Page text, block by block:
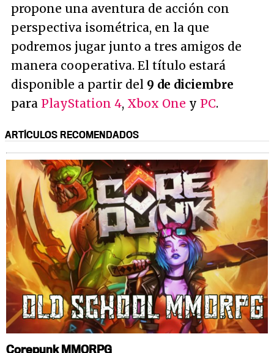
propone una aventura de acción con
perspectiva isométrica, en la que
podremos jugar junto a tres amigos de
manera cooperativa. El título estará
disponible a partir del 9 de diciembre
para PlayStation 4, Xbox One y PC.
ARTÍCULOS RECOMENDADOS
Corepunk MMORPG